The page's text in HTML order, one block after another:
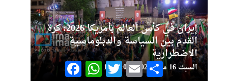
إيران في كأس العالم بأمريكا 2026: كرة
القدم بين السياسة والدبلوماسية
الاضطرارية
السبت 16 مايو 2026 - 10:39:04 FacebookWhatsAppTwitter Email Share